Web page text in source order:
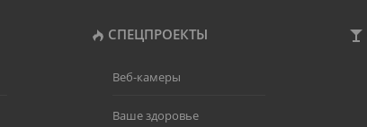
СПЕЦПРОЕКТЫ
Веб-камеры
Ваше здоровье